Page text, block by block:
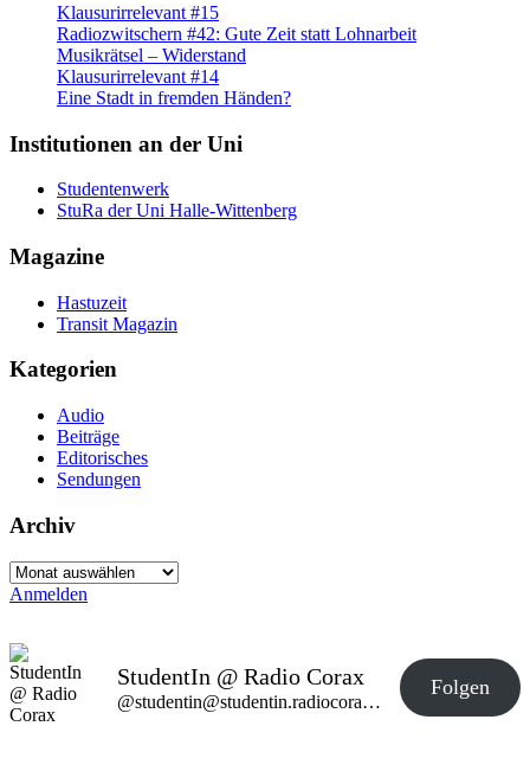
Klausurirrelevant #15
Radiozwitschern #42: Gute Zeit statt Lohnarbeit
Musikrätsel – Widerstand
Klausurirrelevant #14
Eine Stadt in fremden Händen?
Institutionen an der Uni
Studentenwerk
StuRa der Uni Halle-Wittenberg
Magazine
Hastuzeit
Transit Magazin
Kategorien
Audio
Beiträge
Editorisches
Sendungen
Archiv
Archiv
Anmelden
StudentIn @ Radio Corax
@studentin@studentin.radiocorax.de
Folgen